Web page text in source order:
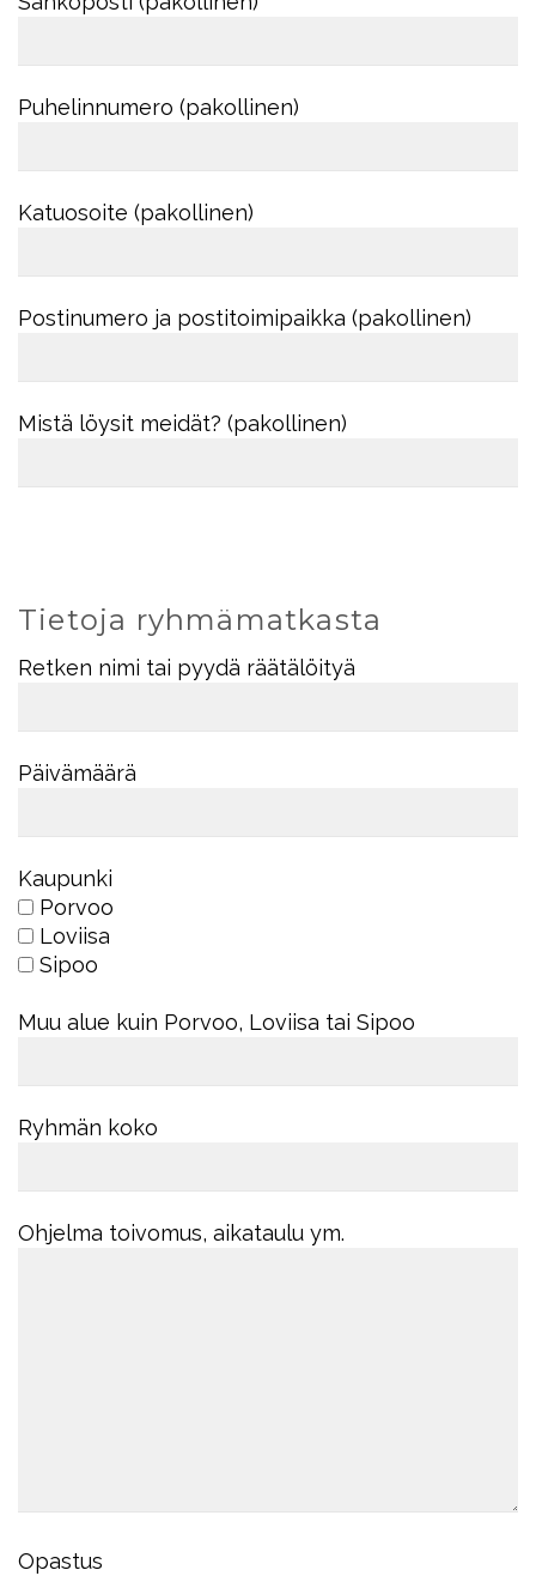
Puhelinnumero (pakollinen)
Katuosoite (pakollinen)
Postinumero ja postitoimipaikka (pakollinen)
Mistä löysit meidät? (pakollinen)
Tietoja ryhmämatkasta
Retken nimi tai pyydä räätälöityä
Päivämäärä
Kaupunki
Porvoo
Loviisa
Sipoo
Muu alue kuin Porvoo, Loviisa tai Sipoo
Ryhmän koko
Ohjelma toivomus, aikataulu ym.
Opastus